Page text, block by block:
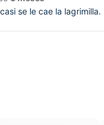
se le cae la